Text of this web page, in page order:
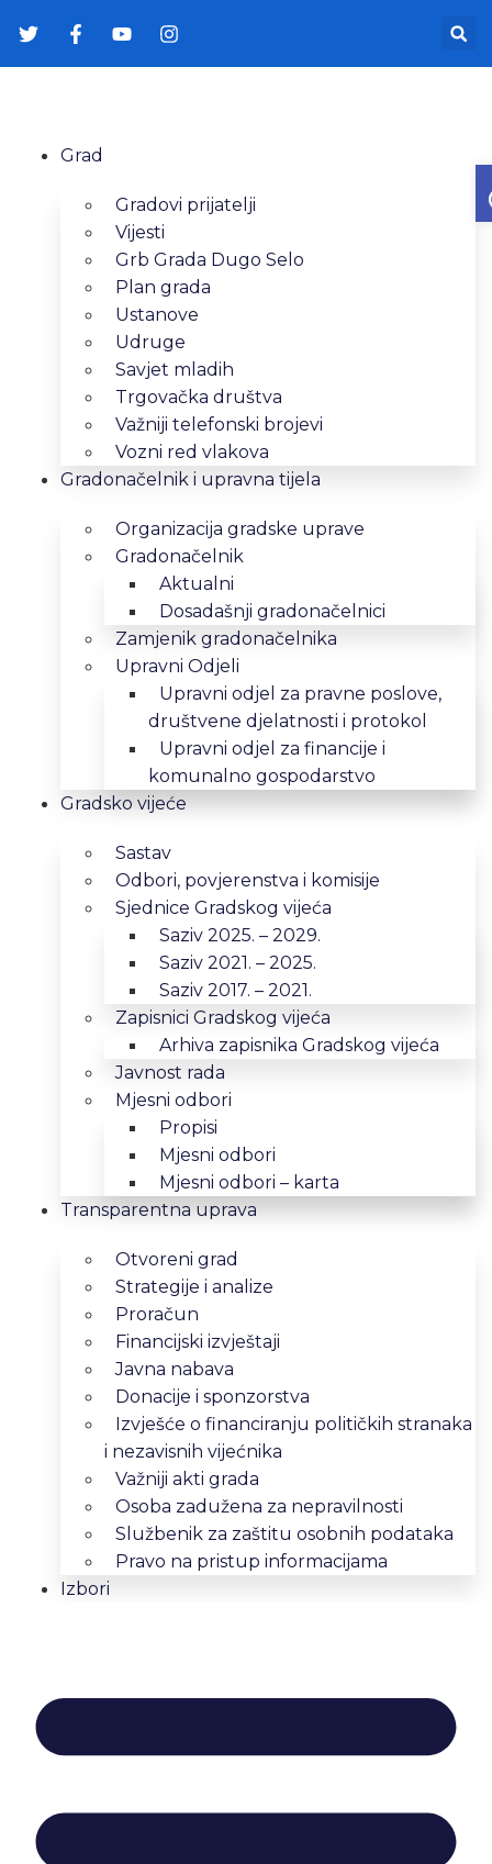
Grad
Gradovi prijatelji
Vijesti
Grb Grada Dugo Selo
Plan grada
Ustanove
Udruge
Savjet mladih
Trgovačka društva
Važniji telefonski brojevi
Vozni red vlakova
Gradonačelnik i upravna tijela
Organizacija gradske uprave
Gradonačelnik
Aktualni
Dosadašnji gradonačelnici
Zamjenik gradonačelnika
Upravni Odjeli
Upravni odjel za pravne poslove,
društvene djelatnosti i protokol
Upravni odjel za financije i
komunalno gospodarstvo
Gradsko vijeće
Sastav
Odbori, povjerenstva i komisije
Sjednice Gradskog vijeća
Saziv 2025. – 2029.
Saziv 2021. – 2025.
Saziv 2017. – 2021.
Zapisnici Gradskog vijeća
Arhiva zapisnika Gradskog vijeća
Javnost rada
Mjesni odbori
Propisi
Mjesni odbori
Mjesni odbori – karta
Transparentna uprava
Otvoreni grad
Strategije i analize
Proračun
Financijski izvještaji
Javna nabava
Donacije i sponzorstva
Izvješće o financiranju političkih stranaka
i nezavisnih vijećnika
Važniji akti grada
Osoba zadužena za nepravilnosti
Službenik za zaštitu osobnih podataka
Pravo na pristup informacijama
Izbori